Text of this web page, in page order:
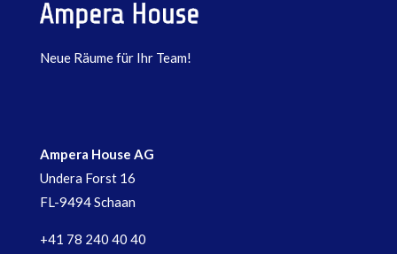
Neue Räume für Ihr Team!
Ampera House AG
Undera Forst 16
FL-9494 Schaan
+41 78 240 40 40